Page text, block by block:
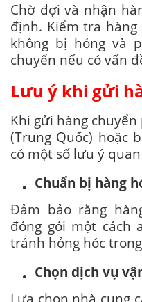
Chờ đợi và nhận
định. Kiểm tra
không bị hỏng và
chuyển nếu có vấn
Lưu ý khi gửi
Khi gửi hàng
(Trung Quốc) hoặc
có một số lưu ý
Chuẩn bị hàng
Đảm bảo rằng
đóng gói một cách
tránh hỏng hóc
Chọn dịch vụ
Lựa chọn nhà cung